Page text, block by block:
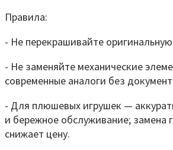
Правила:
- Не перекрашивайте
- Не заменяйте механические
современные аналоги без
- Для плюшевых игрушек —
и бережное обслуживание; замена
снижает цену.